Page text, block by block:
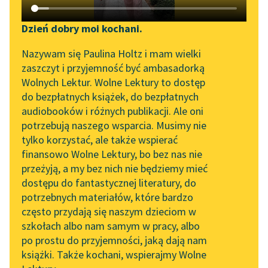
Katalog DAISY
Podkasty o książkach
Zgłoś brak utworu
Aktualności
„Prokurator Alicja Horn”
do słuchania
Byliśmy częścią AI Impact
Lab
Zapraszamy na spotkanie
online z tłumaczkami
literatury skandynawskiej
Spotkanie z Katarzyną
Tunkiel w Oslo
102. lata temu zmarł
Joseph Conrad
Narzędzia
Mapa Wolnych Lektur
Leśmianator
Przewodnik dla piszących i
czytających
API
OAI-PMH
Widget Wolnych Lektur
Przypisy
Dzień dobry moi kochani.
Nazywam się Paulina Holtz i mam wielki
zaszczyt i przyjemność być ambasadorką
Wolnych Lektur. Wolne Lektury to dostęp
do bezpłatnych książek, do bezpłatnych
audiobooków i różnych publikacji. Ale oni
potrzebują naszego wsparcia. Musimy nie
tylko korzystać, ale także wspierać
finansowo Wolne Lektury, bo bez nas nie
przeżyją, a my bez nich nie będziemy mieć
dostępu do fantastycznej literatury, do
potrzebnych materiałów, które bardzo
często przydają się naszym dzieciom w
szkołach albo nam samym w pracy, albo
po prostu do przyjemności, jaką dają nam
książki. Także kochani, wspierajmy Wolne
Poezje dla dzieci do lat 7, część I
Książeczka
W polu (Pójdziemy w pole, w ranny
czas...)
pobierz książkę
czytaj online